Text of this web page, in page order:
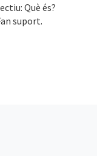
Què és?
suport.